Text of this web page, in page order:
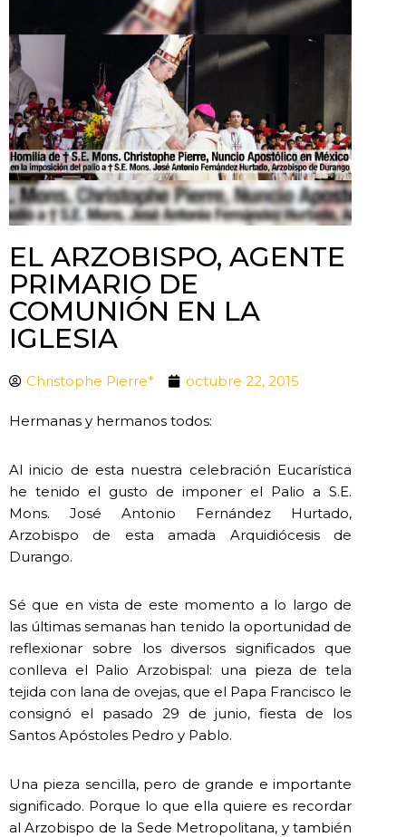
EL ARZOBISPO, AGENTE
PRIMARIO DE
COMUNIÓN EN LA
IGLESIA
Christophe Pierre* octubre 22, 2015
Hermanas y hermanos todos:
Al inicio de esta nuestra celebración Eucarística
he tenido el gusto de imponer el Palio a S.E.
Mons. José Antonio Fernández Hurtado,
Arzobispo de esta amada Arquidiócesis de
Durango.
Sé que en vista de este momento a lo largo de
las últimas semanas han tenido la oportunidad de
reflexionar sobre los diversos significados que
conlleva el Palio Arzobispal: una pieza de tela
tejida con lana de ovejas, que el Papa Francisco le
consignó el pasado 29 de junio, fiesta de los
Santos Apóstoles Pedro y Pablo.
Una pieza sencilla, pero de grande e importante
significado. Porque lo que ella quiere es recordar
al Arzobispo de la Sede Metropolitana, y también